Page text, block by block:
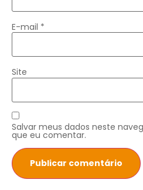
E-mail *
Site
Salvar meus dados neste
que eu comentar.